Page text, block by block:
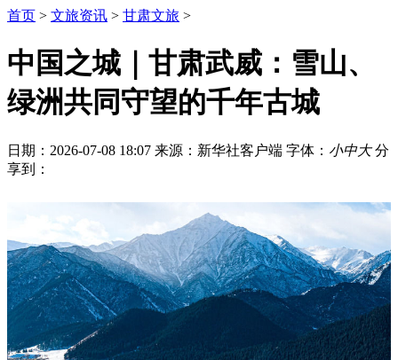
首页 > 文旅资讯 > 甘肃文旅 >
中国之城｜甘肃武威：雪山、
绿洲共同守望的千年古城
日期：2026-07-08 18:07 来源：新华社客户端 字体： 小中大 分
享到：